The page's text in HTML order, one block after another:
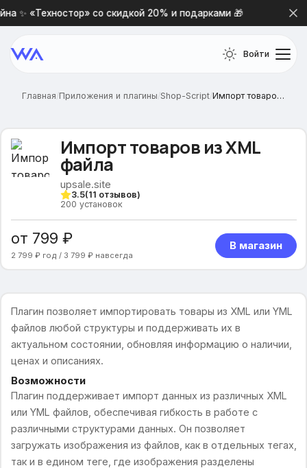
✨ «Техностор» со скидкой 20% и подарками 🎁
Войти
Главная/Приложения и плагины/Shop-Script/ Импорт товаров из XML файла
Импорт товаров из XML
файла
upsale.site
3.5(11 отзывов)
200 установок
от 799 ₽
2 799 ₽ год / 3 799 ₽ навсегда
В магазин
Плагин позволяет импортировать товары из XML или YML
файлов любой структуры и поддерживать их в
актуальном состоянии, обновляя информацию о наличии,
ценах и описаниях.
Возможности
Плагин поддерживает импорт данных из различных XML
или YML файлов, обеспечивая гибкость в работе с
различными структурами данных. Он позволяет
загружать изображения из файлов, как в отдельных тегах,
так и в едином теге, где изображения разделены